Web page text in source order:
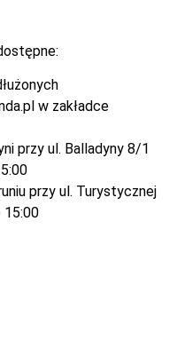
w zakładce
przy ul. Balladyny 8/1
przy ul. Turystycznej
15:00